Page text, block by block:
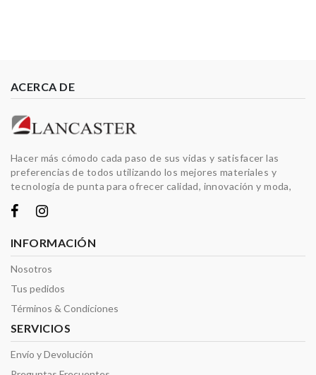
ACERCA DE
Hacer más cómodo cada paso de sus vidas y satisfacer las
preferencias de todos utilizando los mejores materiales y
tecnología de punta para ofrecer calidad, innovación y moda,
INFORMACIÓN
Nosotros
Tus pedidos
Términos & Condiciones
SERVICIOS
Envío y Devolución